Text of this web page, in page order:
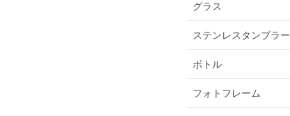
グラス
ステンレスタンブラー
ボトル
フォトフレーム